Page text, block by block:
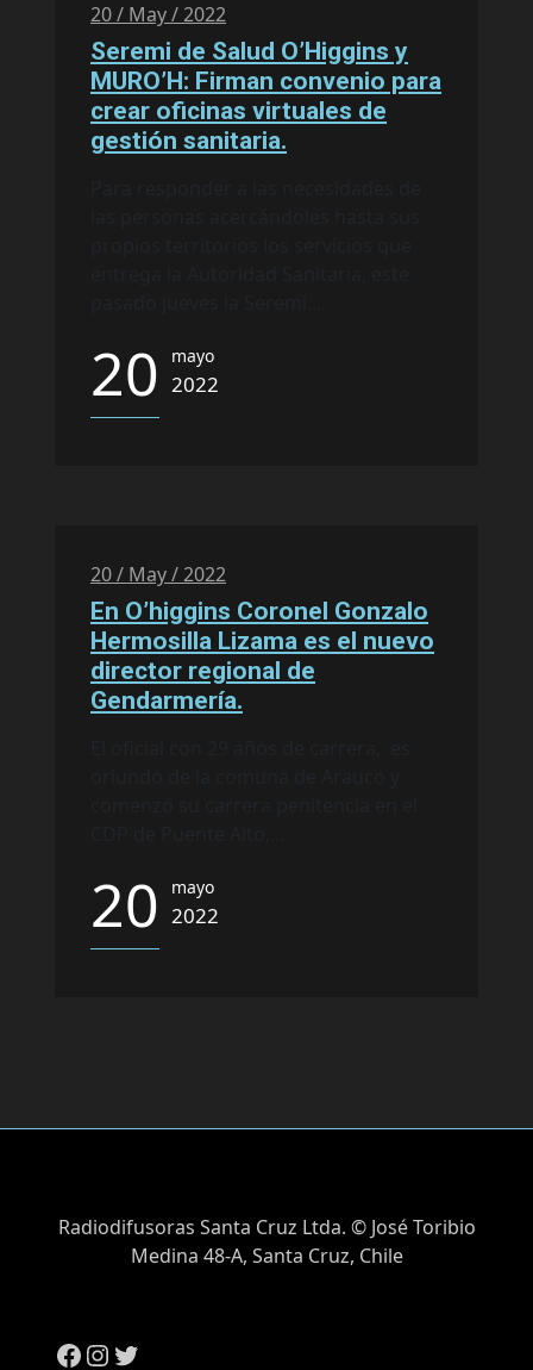
20 / May / 2022
Seremi de Salud O’Higgins y
MURO’H: Firman convenio para
crear oficinas virtuales de
gestión sanitaria.
20 mayo
2022
20 / May / 2022
En O’higgins Coronel Gonzalo
Hermosilla Lizama es el nuevo
director regional de
Gendarmería.
20 mayo
2022
Radiodifusoras Santa Cruz Ltda. © José Toribio
Medina 48-A, Santa Cruz, Chile
Facebook
Instagram
Twitter